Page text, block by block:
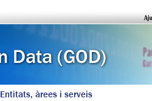
Entitats, àrees i serveis